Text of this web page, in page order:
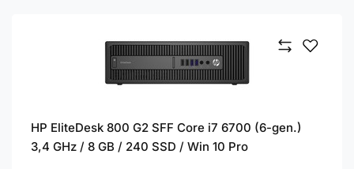
HP EliteDesk 800 G2 SFF Core i7 6700 (6-gen.)
3,4 GHz / 8 GB / 240 SSD / Win 10 Pro